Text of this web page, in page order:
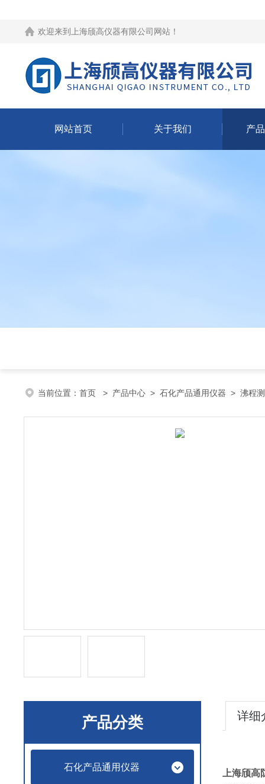
欢迎来到 上海颀高仪器有限公司网站 ！
网站首页 关于我们 产
当前位置： 首页 > 产品中心 > 石化产品通用仪器 > 沸程
产品分类
石化产品通用仪器
详细
上海颀高